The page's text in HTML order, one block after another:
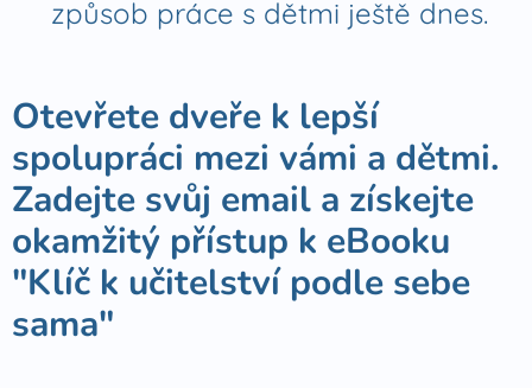
způsob práce s dětmi ještě dnes.
Otevřete dveře k lepší
spolupráci mezi vámi a dětmi.
Zadejte svůj email a získejte
okamžitý přístup k eBooku
"Klíč k učitelství podle sebe
sama"